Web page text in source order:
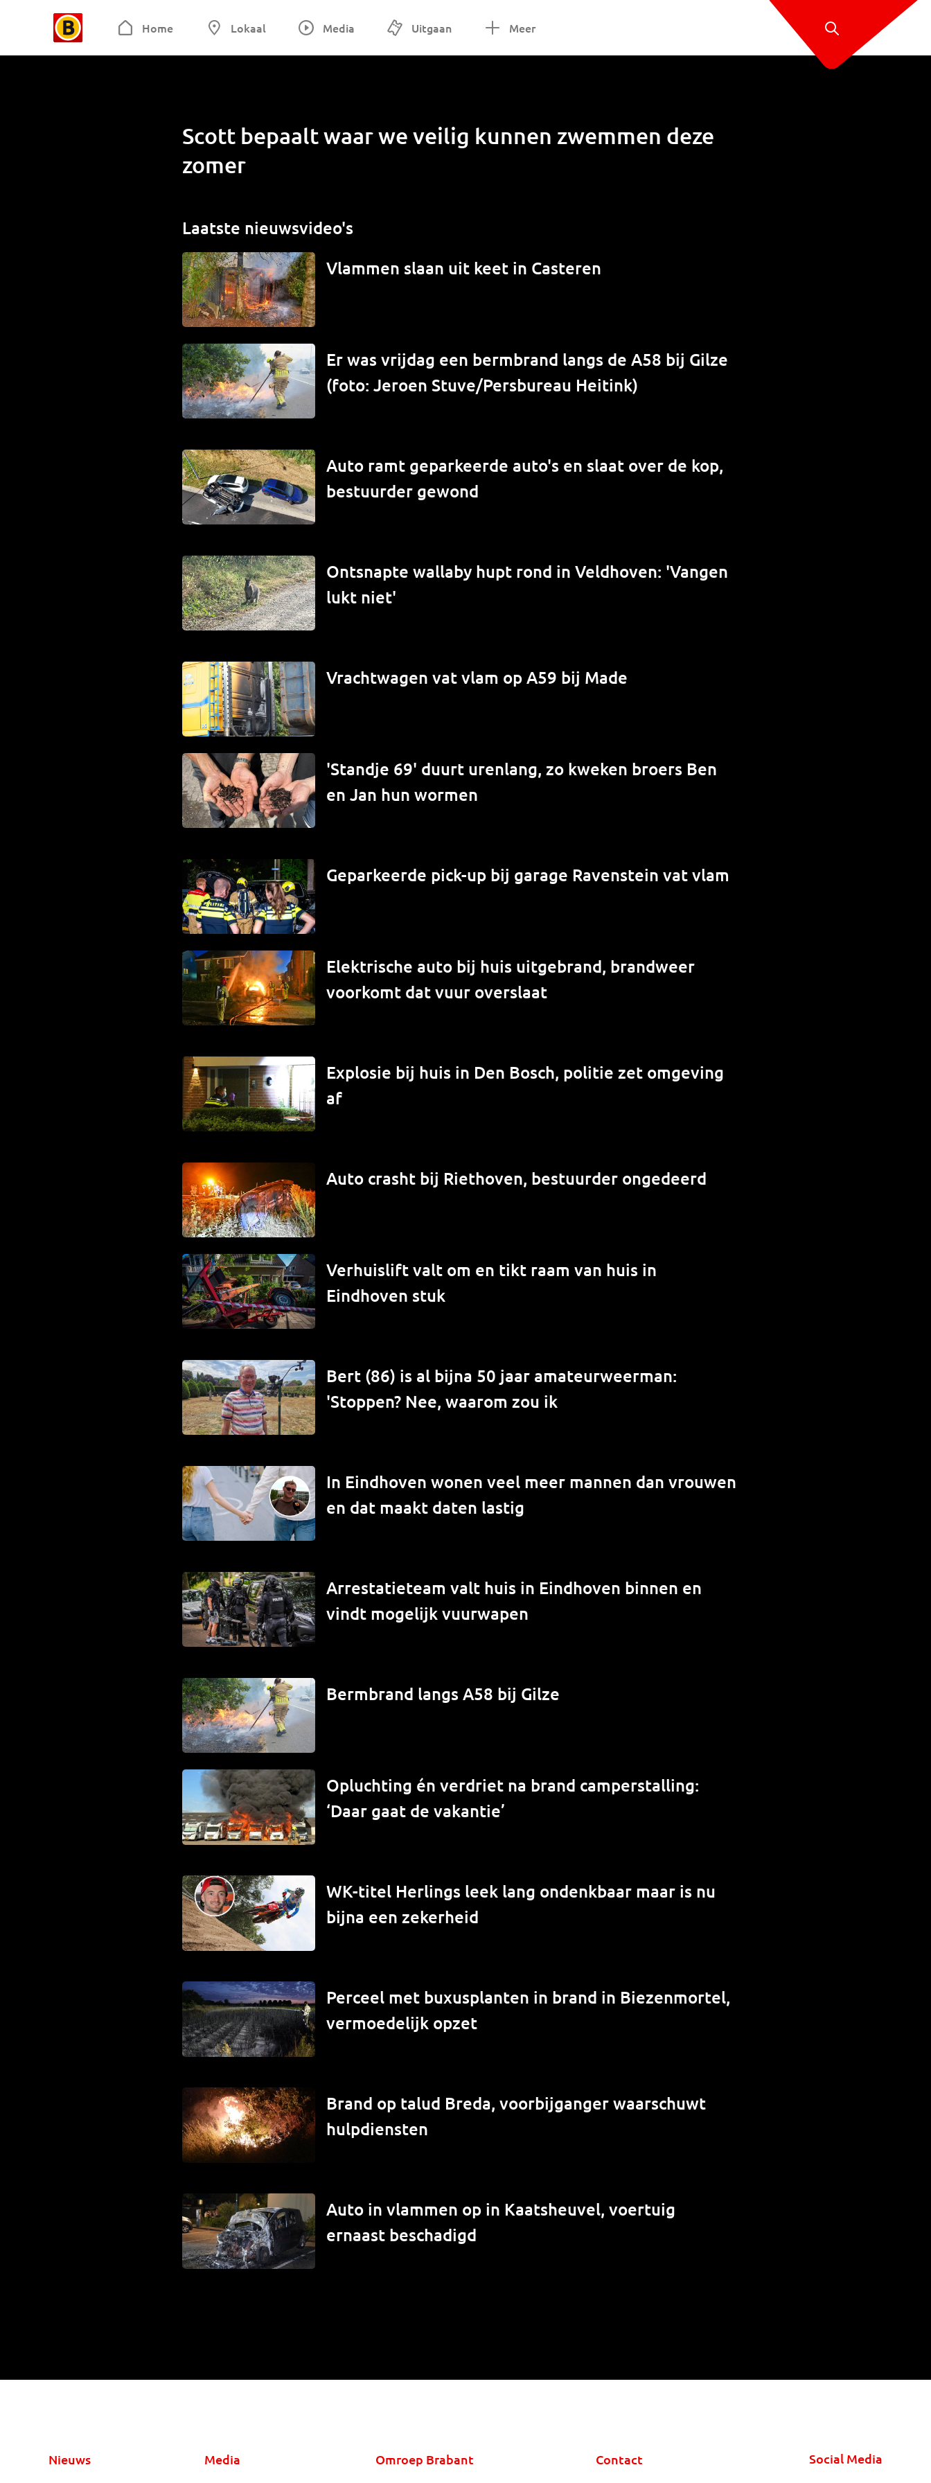
Home Lokaal Media Uitgaan Meer
Scott bepaalt waar we veilig kunnen zwemmen deze
zomer
Laatste nieuwsvideo's
Vlammen slaan uit keet in Casteren
Er was vrijdag een bermbrand langs de A58 bij Gilze
(foto: Jeroen Stuve/Persbureau Heitink)
Auto ramt geparkeerde auto's en slaat over de kop,
bestuurder gewond
Ontsnapte wallaby hupt rond in Veldhoven: 'Vangen
lukt niet'
Vrachtwagen vat vlam op A59 bij Made
'Standje 69' duurt urenlang, zo kweken broers Ben
en Jan hun wormen
Geparkeerde pick-up bij garage Ravenstein vat vlam
Elektrische auto bij huis uitgebrand, brandweer
voorkomt dat vuur overslaat
Explosie bij huis in Den Bosch, politie zet omgeving
af
Auto crasht bij Riethoven, bestuurder ongedeerd
Verhuislift valt om en tikt raam van huis in
Eindhoven stuk
Bert (86) is al bijna 50 jaar amateurweerman:
'Stoppen? Nee, waarom zou ik
In Eindhoven wonen veel meer mannen dan vrouwen
en dat maakt daten lastig
Arrestatieteam valt huis in Eindhoven binnen en
vindt mogelijk vuurwapen
Bermbrand langs A58 bij Gilze
Opluchting én verdriet na brand camperstalling:
‘Daar gaat de vakantie’
WK-titel Herlings leek lang ondenkbaar maar is nu
bijna een zekerheid
Perceel met buxusplanten in brand in Biezenmortel,
vermoedelijk opzet
Brand op talud Breda, voorbijganger waarschuwt
hulpdiensten
Auto in vlammen op in Kaatsheuvel, voertuig
ernaast beschadigd
Nieuws Media Omroep Brabant Contact Social Media